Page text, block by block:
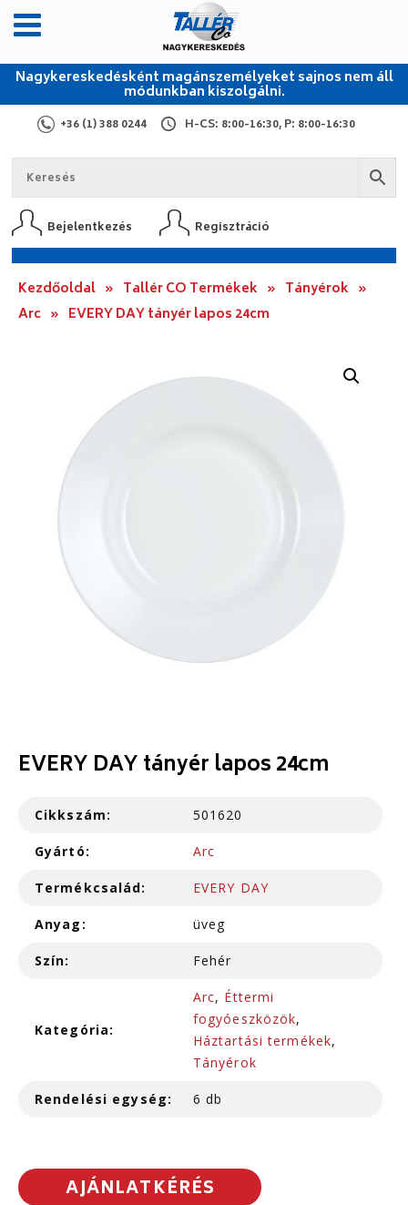
Nagykereskedésként magánszemélyeket sajnos nem áll
módunkban kiszolgálni.
+36 (1) 388 0244 H-CS: 8:00-16:30, P: 8:00-16:30
Bejelentkezés Regisztráció
Kezdőoldal » Tallér CO Termékek » Tányérok »
Arc » EVERY DAY tányér lapos 24cm
EVERY DAY tányér lapos 24cm
Cikkszám: 501620
Gyártó: Arc
Termékcsalád: EVERY DAY
Anyag: üveg
Szín: Fehér
Kategória:
Arc, Éttermi
fogyóeszközök,
Háztartási termékek,
Tányérok
Rendelési egység: 6 db
AJÁNLATKÉRÉS